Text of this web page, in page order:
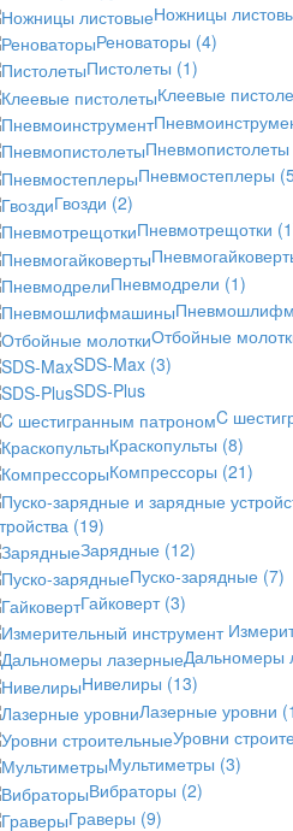
Ножницы
Реноваторы (4)
Пистолеты (1)
Клеевые
Пневмопистолеты
Пневмостеплеры
Гвозди (2)
Пневмотрещотки
Пневмодрели (1)
Отбойные
SDS-Max (3)
SDS-Plus
C
Краскопульты (8)
Компрессоры (21)
(19)
Зарядные (12)
Пуско-зарядные (7)
Гайковерт (3)
Дальномеры
Нивелиры (13)
Лазерные уровни
Уровни
Мультиметры (3)
Вибраторы (2)
Граверы (9)